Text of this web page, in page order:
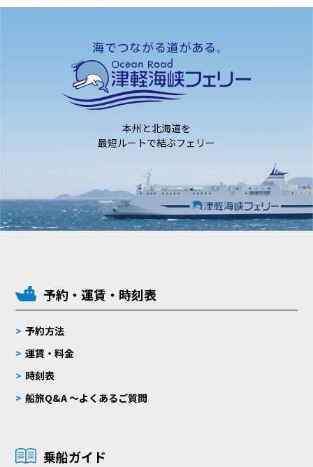
本州と北海道を
最短ルートで結ぶフェリー
予約・運賃・時刻表
予約方法
運賃・料金
時刻表
船旅Q&A 〜よくあるご質問
乗船ガイド